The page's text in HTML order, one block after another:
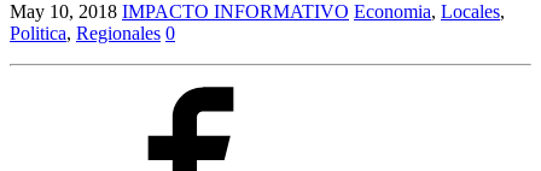
May 10, 2018 IMPACTO INFORMATIVO Economia, Locales,
Politica, Regionales 0